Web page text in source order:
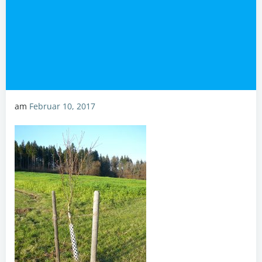
am Februar 10, 2017